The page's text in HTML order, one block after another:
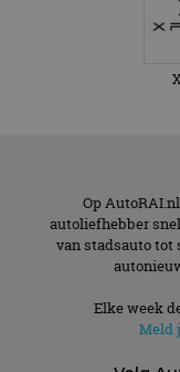
Op
autoliefhebber
van stadsauto tot
Elke week
Meld